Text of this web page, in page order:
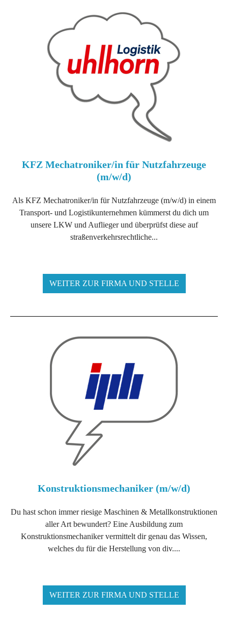
KFZ Mechatroniker/in für Nutzfahrzeuge
(m/w/d)
Als KFZ Mechatroniker/in für Nutzfahrzeuge (m/w/d) in einem
Transport- und Logistikunternehmen kümmerst du dich um
unsere LKW und Auflieger und überprüfst diese auf
straßenverkehrsrechtliche...
WEITER ZUR FIRMA UND STELLE
Konstruktionsmechaniker (m/w/d)
Du hast schon immer riesige Maschinen & Metallkonstruktionen
aller Art bewundert? Eine Ausbildung zum
Konstruktionsmechaniker vermittelt dir genau das Wissen,
welches du für die Herstellung von div....
WEITER ZUR FIRMA UND STELLE